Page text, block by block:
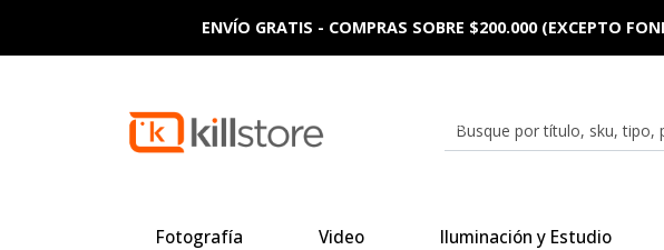
Fotografía Video Iluminación y Estudio
ENVÍO GRATIS - COMPRAS SOBRE $200.000 (EXCEPTO